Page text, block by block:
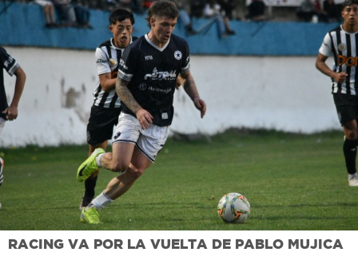
RACING VA POR LA VUELTA DE PABLO MUJICA